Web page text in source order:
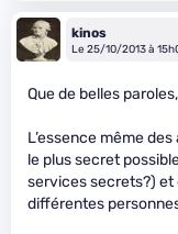
kinos
Le 25/10/2013 à
Que de belles
L’essence même
le plus secret
services secrets?) et
différentes